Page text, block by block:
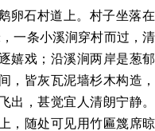
卵石村道上。村子坐落在
一条小溪涧穿村而过，清
嬉戏；沿溪涧两岸是葱郁
，皆灰瓦泥墙杉木构造，
出，甚觉宜人清朗宁静。
，随处可见用竹匾篾席晾